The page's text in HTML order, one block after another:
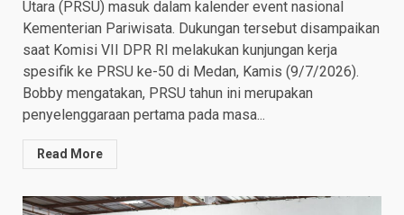
Utara (PRSU) masuk dalam kalender event nasional
Kementerian Pariwisata. Dukungan tersebut disampaikan
saat Komisi VII DPR RI melakukan kunjungan kerja
spesifik ke PRSU ke-50 di Medan, Kamis (9/7/2026).
Bobby mengatakan, PRSU tahun ini merupakan
penyelenggaraan pertama pada masa...
Read More